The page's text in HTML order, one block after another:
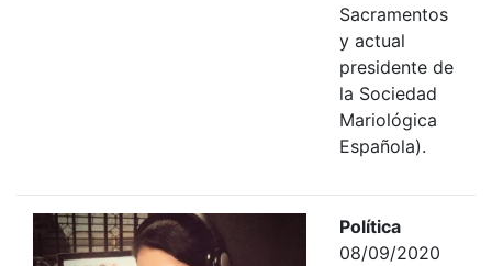
Sacramentos
y actual
presidente de
la Sociedad
Mariológica
Española).
Política
08/09/2020